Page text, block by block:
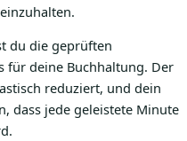
du die geprüften
für deine Buchhaltung. Der
reduziert, und dein
dass jede geleistete Minute